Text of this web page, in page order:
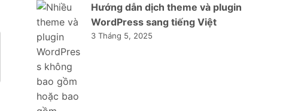
Hướng dẫn dịch theme và plugin
WordPress sang tiếng Việt
3 Tháng 5, 2025